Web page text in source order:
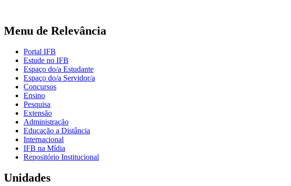
Menu de Relevância
Portal IFB
Estude no IFB
Espaço do/a Estudante
Espaço do/a Servidor/a
Concursos
Ensino
Pesquisa
Extensão
Administração
Educação a Distância
Internacional
IFB na Mídia
Repositório Institucional
Unidades